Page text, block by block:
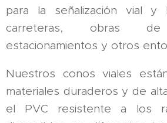
para la señalización vial y
carreteras, obras de
estacionamientos y otros
Nuestros conos viales
materiales duraderos y de
el PVC resistente a los